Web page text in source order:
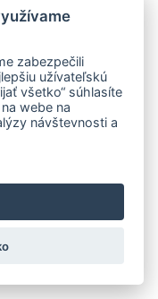
zabezpečili
užívateľskú
všetko“ súhlasíte
webe na
návštevnosti a